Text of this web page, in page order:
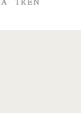
TREN